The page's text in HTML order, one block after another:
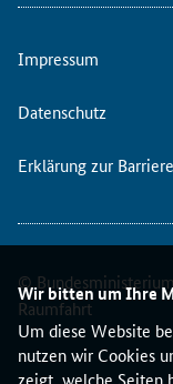
Wir bitten um Ihre
Um diese Website
nutzen wir Cookies
zeigt, welche Seiten
Impressum
Datenschutz
Erklärung zur
©
Raumfahrt